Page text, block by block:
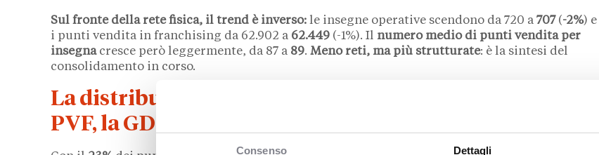
Consenso Dettagli
Sul fronte della rete fisica, il trend è inverso: le insegne operative scendono da 720 a 707(-2%) e
i punti vendita in franchising da 62.902 a 62.449 (-1%). Il numero medio di punti vendita per
insegnacresce però leggermente, da 87 a 89. Meno reti, ma più strutturate: è la sintesi del
consolidamento in corso.
La distribuzione per settore: l’abbigliamento guida i
PVF, la GDO domina il fatturato